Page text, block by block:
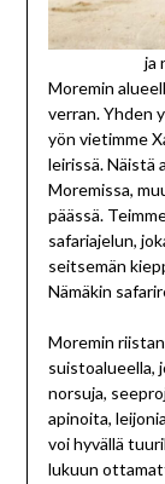
ja
Moremin
verran. Yhden
yön vietimme
leirissä. Näistä
Moremissa,
päässä.
safariajelun,
seitsemän
Nämäkin
Moremin
suistoalueella,
norsuja,
apinoita,
voi hyvällä
lukuun